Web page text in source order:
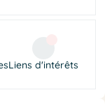
Liens d'intérêts